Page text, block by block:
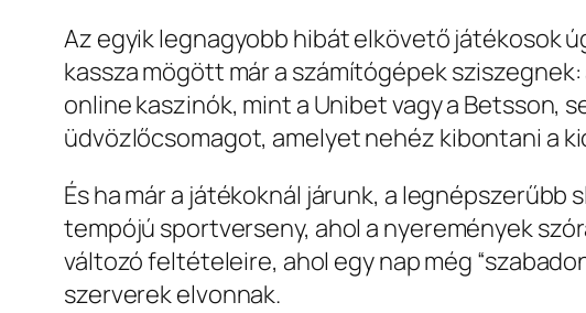
Az egyik legnagyobb hibát elkövető játékosok
kassza mögött már a számítógépek
online kaszinók, mint a Unibet vagy a Betsson,
üdvözlőcsomagot, amelyet nehéz kibontani a
És ha már a játékoknál járunk, a
tempójú sportverseny, ahol a nyeremények
változó feltételeire, ahol egy nap még
szerverek elvonnak.